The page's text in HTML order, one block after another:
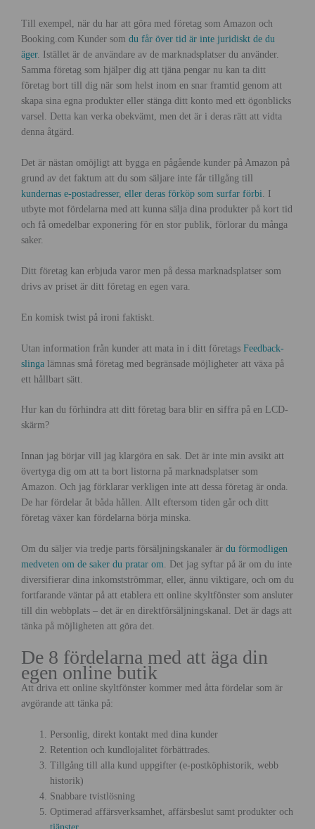
Till exempel, när du har att göra med företag som Amazon och
Booking.com Kunder som du får över tid är inte juridiskt de du
äger. Istället är de användare av de marknadsplatser du använder.
Samma företag som hjälper dig att tjäna pengar nu kan ta ditt
företag bort till dig när som helst inom en snar framtid genom att
skapa sina egna produkter eller stänga ditt konto med ett ögonblicks
varsel. Detta kan verka obekvämt, men det är i deras rätt att vidta
denna åtgärd.
Det är nästan omöjligt att bygga en pågående kunder på Amazon på
grund av det faktum att du som säljare inte får tillgång till
kundernas e-postadresser, eller deras förköp som surfar förbi . I
utbyte mot fördelarna med att kunna sälja dina produkter på kort tid
och få omedelbar exponering för en stor publik, förlorar du många
saker.
Ditt företag kan erbjuda varor men på dessa marknadsplatser som
drivs av priset är ditt företag en egen vara.
En komisk twist på ironi faktiskt.
Utan information från kunder att mata in i ditt företags Feedback-
slinga lämnas små företag med begränsade möjligheter att växa på
ett hållbart sätt.
Hur kan du förhindra att ditt företag bara blir en siffra på en LCD-
skärm?
Innan jag börjar vill jag klargöra en sak. Det är inte min avsikt att
övertyga dig om att ta bort listorna på marknadsplatser som
Amazon. Och jag förklarar verkligen inte att dessa företag är onda.
De har fördelar åt båda hållen. Allt eftersom tiden går och ditt
företag växer kan fördelarna börja minska.
Om du säljer via tredje parts försäljningskanaler är du förmodligen
medveten om de saker du pratar om. Det jag syftar på är om du inte
diversifierar dina inkomstströmmar, eller, ännu viktigare, och om du
fortfarande väntar på att etablera ett online skyltfönster som ansluter
till din webbplats – det är en direktförsäljningskanal. Det är dags att
tänka på möjligheten att göra det.
De 8 fördelarna med att äga din
egen online butik
Att driva ett online skyltfönster kommer med åtta fördelar som är
avgörande att tänka på:
Personlig, direkt kontakt med dina kunder
Retention och kundlojalitet förbättrades.
Tillgång till alla kund uppgifter (e-postköphistorik, webb
historik)
Snabbare tvistlösning
Optimerad affärsverksamhet, affärsbeslut samt produkter och